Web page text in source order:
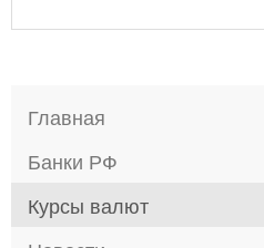
Главная
Банки РФ
Курсы валют